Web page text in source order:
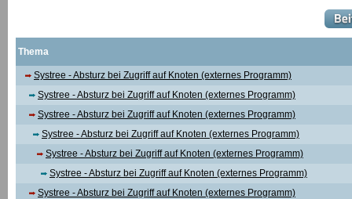
Thema
Systree - Absturz bei Zugriff auf Knoten (externes Programm)
Systree - Absturz bei Zugriff auf Knoten (externes Programm)
Systree - Absturz bei Zugriff auf Knoten (externes Programm)
Systree - Absturz bei Zugriff auf Knoten (externes Programm)
Systree - Absturz bei Zugriff auf Knoten (externes Programm)
Systree - Absturz bei Zugriff auf Knoten (externes Programm)
Systree - Absturz bei Zugriff auf Knoten (externes Programm)